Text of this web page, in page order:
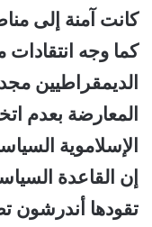
كانت آمنة إلى
كما وجه انتقادات
الديمقراطيين
المعارضة بعدم
الإسلاموية
إن القاعدة
تقودها أندرشون